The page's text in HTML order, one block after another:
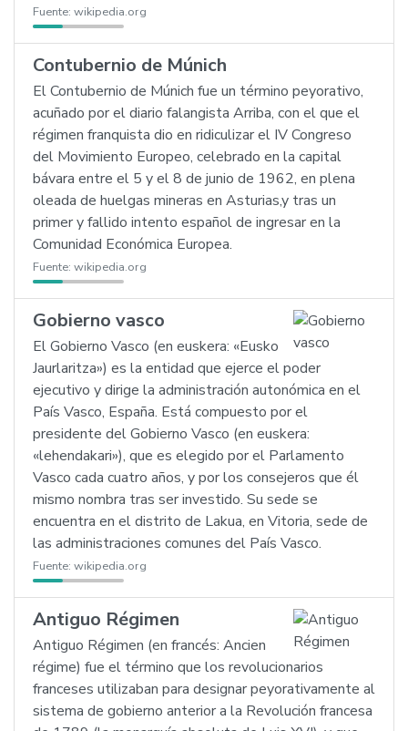
Fuente: wikipedia.org
Contubernio de Múnich
El Contubernio de Múnich fue un término peyorativo,
acuñado por el diario falangista Arriba, con el que el
régimen franquista dio en ridiculizar el IV Congreso
del Movimiento Europeo, celebrado en la capital
bávara entre el 5 y el 8 de junio de 1962, en plena
oleada de huelgas mineras en Asturias,y tras un
primer y fallido intento español de ingresar en la
Comunidad Económica Europea.
Fuente: wikipedia.org
Gobierno vasco
El Gobierno Vasco (en euskera: «Eusko
Jaurlaritza») es la entidad que ejerce el poder
ejecutivo y dirige la administración autonómica en el
País Vasco, España. Está compuesto por el
presidente del Gobierno Vasco (en euskera:
«lehendakari»), que es elegido por el Parlamento
Vasco cada cuatro años, y por los consejeros que él
mismo nombra tras ser investido. Su sede se
encuentra en el distrito de Lakua, en Vitoria, sede de
las administraciones comunes del País Vasco.
Fuente: wikipedia.org
Antiguo Régimen
Antiguo Régimen (en francés: Ancien
régime) fue el término que los revolucionarios
franceses utilizaban para designar peyorativamente al
sistema de gobierno anterior a la Revolución francesa